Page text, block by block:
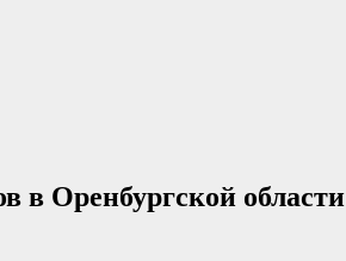
в Оренбургской области